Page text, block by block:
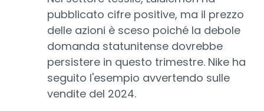
pubblicato cifre positive, ma il prezzo
delle azioni è sceso poiché la debole
domanda statunitense dovrebbe
persistere in questo trimestre. Nike ha
seguito l'esempio avvertendo sulle
vendite del 2024.